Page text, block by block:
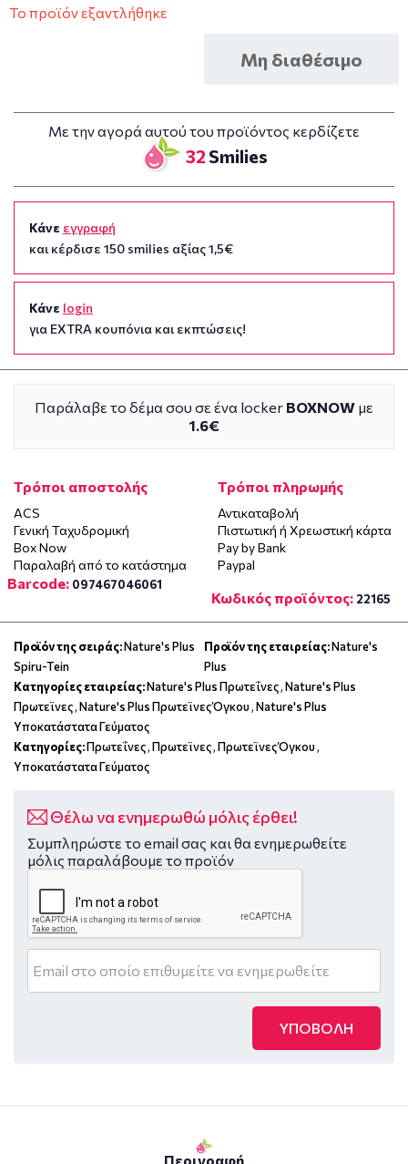
Το προϊόν εξαντλήθηκε
Μη διαθέσιμο
Με την αγορά αυτού του προϊόντος κερδίζετε
32 Smilies
Κάνε εγγραφή
και κέρδισε 150 smilies αξίας 1,5€
Κάνε login
για EXTRA κουπόνια και εκπτώσεις!
Παράλαβε το δέμα σου σε ένα locker BOXNOW με
1.6€
Τρόποι αποστολής
ACS
Γενική Ταχυδρομική
Box Now
Παραλαβή από το κατάστημα
Τρόποι πληρωμής
Αντικαταβολή
Πιστωτική ή Χρεωστική κάρτα
Pay by Bank
Paypal
Barcode: 097467046061
Κωδικός προϊόντος: 22165
Προϊόν της σειράς:Nature's Plus
Spiru-Tein
Προϊόν της εταιρείας:Nature's
Plus
Κατηγορίες εταιρείας:Nature's Plus Πρωτεΐνες,Nature's Plus
Πρωτεϊνες,Nature's Plus Πρωτεϊνες Όγκου,Nature's Plus
Υποκατάστατα Γεύματος
Κατηγορίες:Πρωτεΐνες,Πρωτεϊνες,Πρωτεϊνες Όγκου,
Υποκατάστατα Γεύματος
Θέλω να ενημερωθώ μόλις έρθει!
Συμπληρώστε το email σας και θα ενημερωθείτε
μόλις παραλάβουμε το προϊόν
ΥΠΟΒΟΛΗ
Περιγραφή